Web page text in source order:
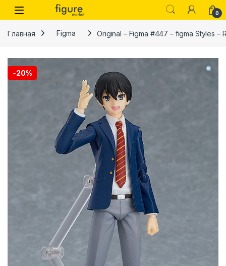
Перейти к навигации
Перейти к контенту
0
Главная Figma Original – Figma #447 – figma Styles –
-20%